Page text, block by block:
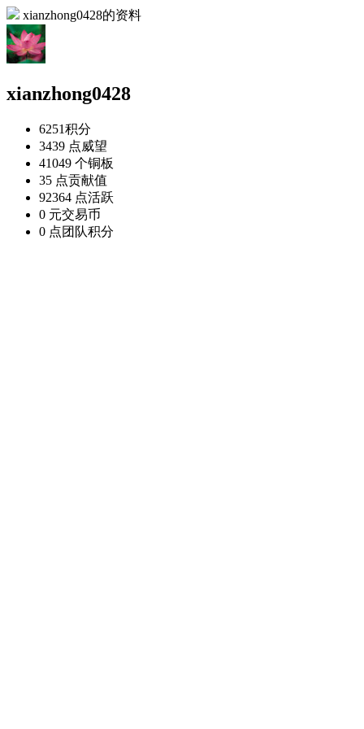
xianzhong0428的资料
xianzhong0428
6251积分
3439 点威望
41049 个铜板
35 点贡献值
92364 点活跃
0 元交易币
0 点团队积分